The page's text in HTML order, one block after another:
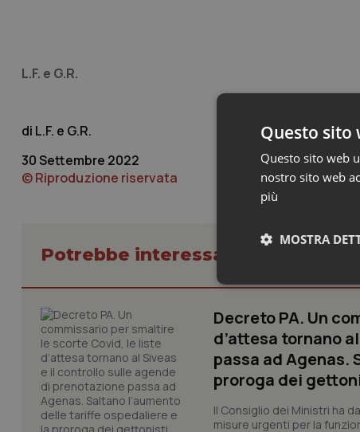
L.F. e G.R.
L.F. e G.R.
30 Settembre 2022
© Riproduzione riservata
Potrebbe interessarti in Governo
Decreto PA. Un
d’attesa tornano
passa ad Agenas.
proroga dei
Il Consiglio dei Ministri ha
misure urgenti per la
Questo sito
Questo sito web
nostro sito web
più
MOSTRA
I cookie necessari